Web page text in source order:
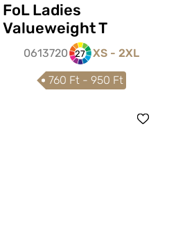
FoL Ladies
Valueweight T
0613720 27 XS - 2XL
760 Ft - 950 Ft